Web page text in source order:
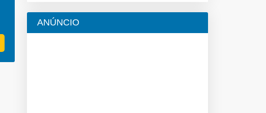
ANÚNCIO